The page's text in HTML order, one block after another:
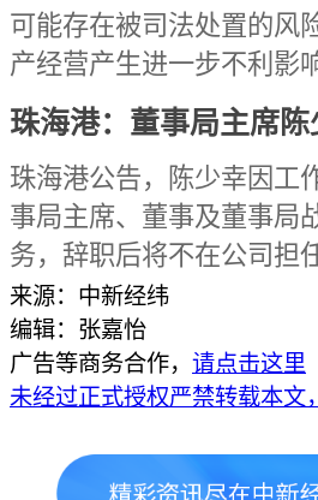
可能存在被司法处置的风
产经营产生进一步不利影
珠海港：董事局主席陈
珠海港公告，陈少幸因工
事局主席、董事及董事局
务，辞职后将不在公司担
来源：中新经纬
编辑：张嘉怡
广告等商务合作， 请点击这里
未经过正式授权严禁转载本文